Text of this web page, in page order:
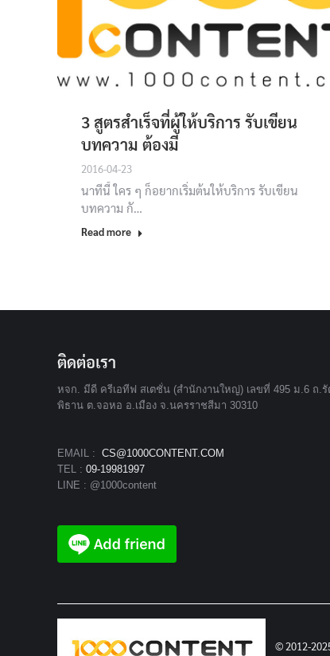
3 สูตรสำเร็จที่ผู้ให้บริการ รับเขียน
บทความ ต้องมี
2016-04-23
นาทีนี้ ใคร ๆ ก็อยากเริ่มต้นให้บริการ รับเขียน
บทความ กั…
Read more
ติดต่อเรา
หจก. มีดี ครีเอทีฟ สเตชั่น (สำนักงานใหญ่) เลขที่ 495 ม.6 ถ.
พิธาน ต.จอหอ อ.เมือง จ.นครราชสีมา 30310
EMAIL : CS@1000CONTENT.COM
TEL : 09-19981997
LINE : @1000content
© 2012-